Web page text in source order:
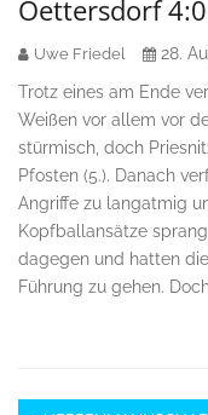
Oettersdorf 4:0
Uwe Friedel
28.
Trotz eines am Ende
Weißen vor allem vor
stürmisch, doch
Pfosten (5.). Danach
Angriffe zu langatmig
Kopfballansätze
dagegen und hatten
Führung zu gehen.